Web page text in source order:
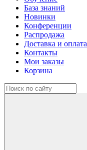
База знаний
Новинки
Конференции
Распродажа
Доставка и оплата
Контакты
Мои заказы
Корзина